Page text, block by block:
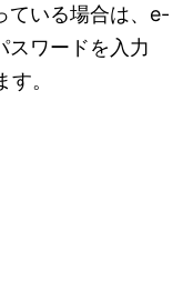
ている場合は、e-
スワードを入力
。